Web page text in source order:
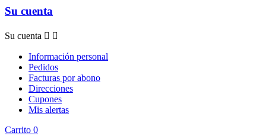
Su cuenta
Su cuenta  
Información personal
Pedidos
Facturas por abono
Direcciones
Cupones
Mis alertas
Carrito 0